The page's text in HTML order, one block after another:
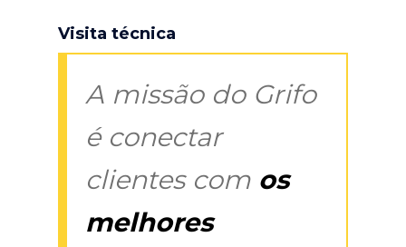
Visita técnica
A missão do Grifo
é conectar
clientes com os
melhores